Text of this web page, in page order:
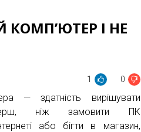
І НЕ
1 0
— здатність вирішувати
ніж замовити ПК
або бігти в магазин,